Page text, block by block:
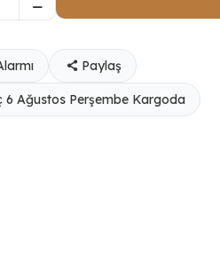
Paylaş
6 Ağustos Perşembe Kargoda